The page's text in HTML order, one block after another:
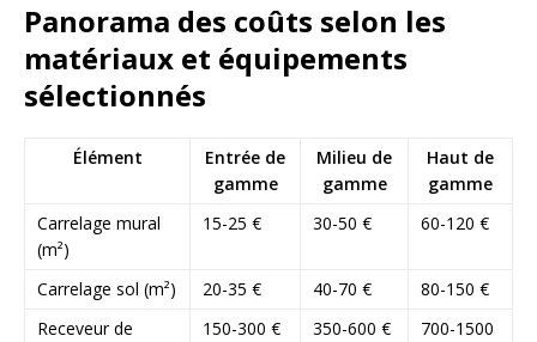
Panorama des coûts selon les
matériaux et équipements
sélectionnés
Élément
Entrée de
gamme
Milieu de
gamme
Haut de
gamme
Carrelage mural
(m²)
15-25 € 30-50 € 60-120 €
Carrelage sol (m²) 20-35 € 40-70 €
80-150 €
Receveur de
150-300 € 350-600 €
700-1500